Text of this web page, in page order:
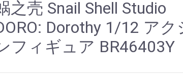
之壳 Snail Shell Studio
Dorothy 1/12 アク
フィギュア BR46403Y